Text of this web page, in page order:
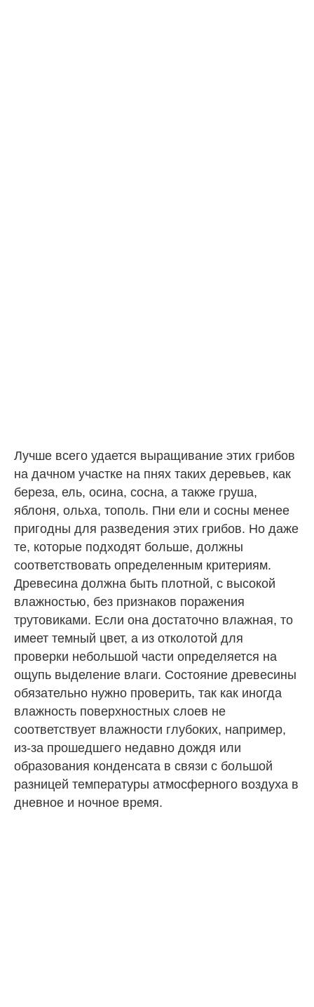
Лучше всего удается выращивание этих грибов
на дачном участке на пнях таких деревьев, как
береза, ель, осина, сосна, а также груша,
яблоня, ольха, тополь. Пни ели и сосны менее
пригодны для разведения этих грибов. Но даже
те, которые подходят больше, должны
соответствовать определенным критериям.
Древесина должна быть плотной, с высокой
влажностью, без признаков поражения
трутовиками. Если она достаточно влажная, то
имеет темный цвет, а из отколотой для
проверки небольшой части определяется на
ощупь выделение влаги. Состояние древесины
обязательно нужно проверить, так как иногда
влажность поверхностных слоев не
соответствует влажности глубоких, например,
из-за прошедшего недавно дождя или
образования конденсата в связи с большой
разницей температуры атмосферного воздуха в
дневное и ночное время.